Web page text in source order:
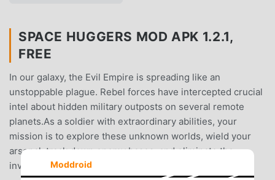
SPACE HUGGERS MOD APK 1.2.1,
FREE
In our galaxy, the Evil Empire is spreading like an
unstoppable plague. Rebel forces have intercepted crucial
intel about hidden military outposts on several remote
planets.As a soldier with extraordinary abilities, your
mission is to explore these unknown worlds, wield your
arsenal, track down enemy bases, and eliminate the
invaders.
Moddroid